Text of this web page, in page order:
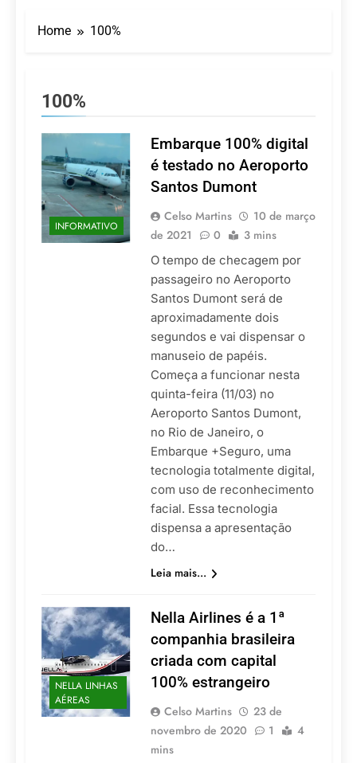
Balanger assume
comando do Wyndham
São Paulo Ibirapuera
5 De Agosto De 2026
LATAM anuncia 42
rotas na primeira fase
de operação do
5 De Agosto De 2026
Azul retoma voos
diretos entre Porto
Alegre e Montevidéu
em dezembro
Home 100%
100%
INFORMATIVO
Embarque 100% digital
é testado no Aeroporto
Santos Dumont
Celso Martins
10 de março
de 2021
0 3 mins
O tempo de checagem por
passageiro no Aeroporto
Santos Dumont será de
aproximadamente dois
segundos e vai dispensar o
manuseio de papéis.
Começa a funcionar nesta
quinta-feira (11/03) no
Aeroporto Santos Dumont,
no Rio de Janeiro, o
Embarque +Seguro, uma
tecnologia totalmente digital,
com uso de reconhecimento
facial. Essa tecnologia
dispensa a apresentação
do…
Leia mais...
NELLA LINHAS
AÉREAS
Nella Airlines é a 1ª
companhia brasileira
criada com capital
100% estrangeiro
Celso Martins
23 de
novembro de 2020
1
4
mins